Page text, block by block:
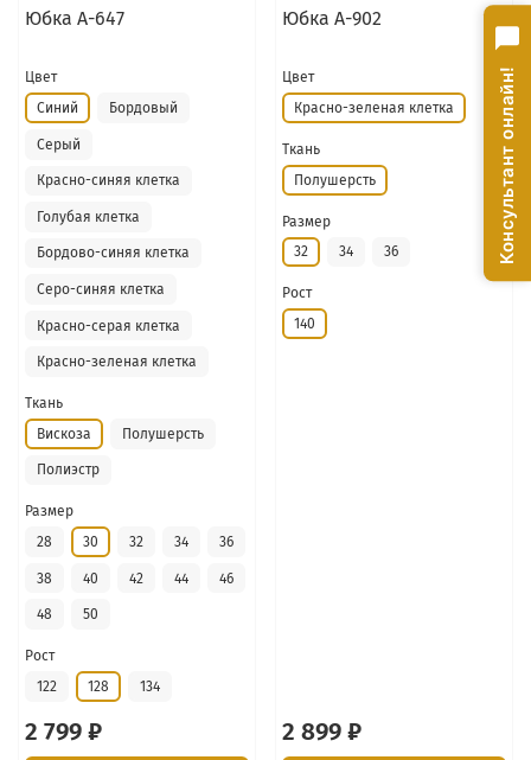
Юбка А-647
Цвет
Синий
Бордовый
Серый
Красно-синяя клетка
Голубая клетка
Бордово-синяя клетка
Серо-синяя клетка
Красно-серая клетка
Красно-зеленая клетка
Ткань
Вискоза
Полушерсть
Полиэстр
Размер
28
30 32 34 36
38 40 42 44 46
48 50
Рост
122
128 134
2 799 ₽
Юбка А-902
Цвет
Красно-зеленая клетка
Ткань
Полушерсть
Размер
32
34 36
Рост
140
2 899 ₽
Консультант онлайн!